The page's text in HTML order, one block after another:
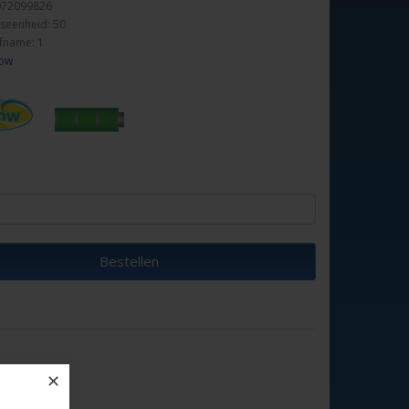
50
1
Bestellen
✕